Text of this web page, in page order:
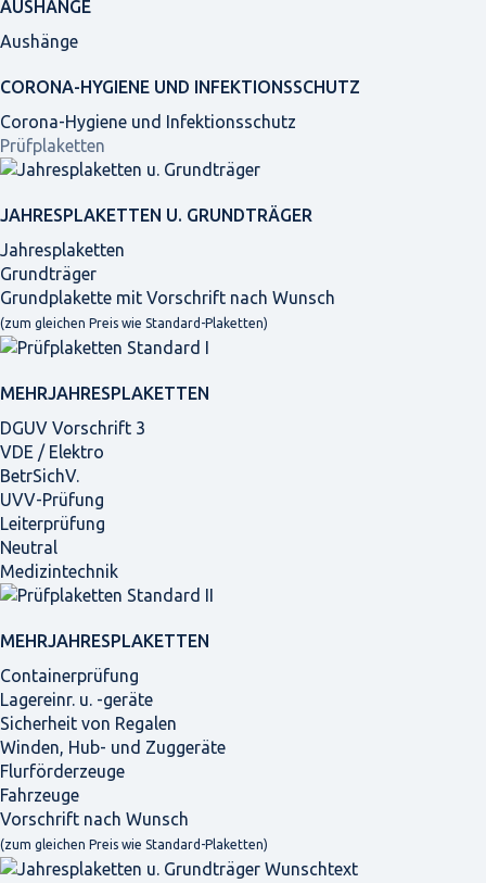
AUSHÄNGE
Aushänge
CORONA-HYGIENE UND INFEKTIONSSCHUTZ
Corona-Hygiene und Infektionsschutz
Prüfplaketten
JAHRES­PLAKETTEN U. GRUNDTRÄGER
Jahresplaketten
Grundträger
Grundplakette mit Vorschrift nach Wunsch
(zum gleichen Preis wie Standard-Plaketten)
MEHRJAHRES­PLAKETTEN
DGUV Vorschrift 3
VDE / Elektro
BetrSichV.
UVV-Prüfung
Leiterprüfung
Neutral
Medizintechnik
MEHRJAHRES­PLAKETTEN
Containerprüfung
Lagereinr. u. -geräte
Sicherheit von Regalen
Winden, Hub- und Zuggeräte
Flurförderzeuge
Fahrzeuge
Vorschrift nach Wunsch
(zum gleichen Preis wie Standard-Plaketten)